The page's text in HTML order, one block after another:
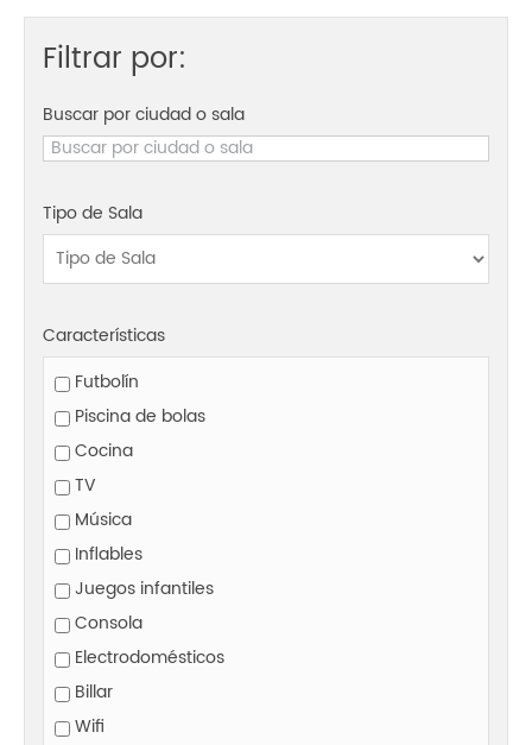
Filtrar por:
Buscar por ciudad o sala
Tipo de Sala
Características
Futbolín
Piscina de bolas
Cocina
TV
Música
Inflables
Juegos infantiles
Consola
Electrodomésticos
Billar
Wifi